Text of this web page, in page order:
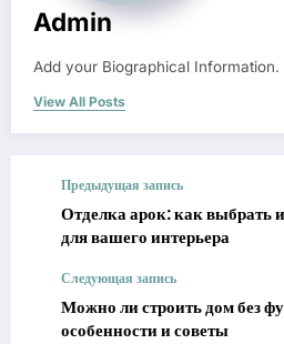
Admin
Add your Biographical Information.
View All Posts
Предыдущая запись
Отделка арок: как выбрать
для вашего интерьера
Следующая запись
Можно ли строить дом без
особенности и советы